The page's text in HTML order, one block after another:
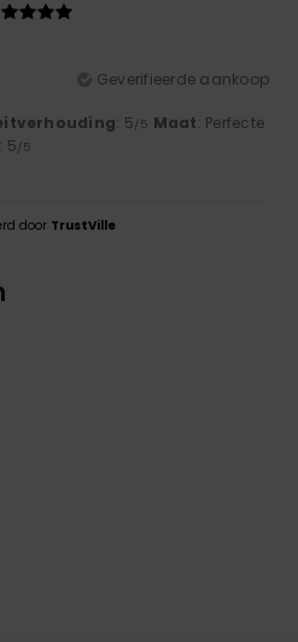
Geverifieerde aankoop
: 5/5 Maat: Perfecte
: 5/5
door TrustVille